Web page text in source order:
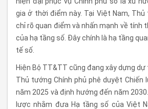
gia ở thời điểm này. Tại Việt Nam, Thủ
chỉ rõ quan điểm và nhấn mạnh về tính
của hạ tầng số. Đây chính là hạ tầng
tế số.
Hiện Bộ TT&TT cũng đang xây dựng
Thủ tướng Chính phủ phê duyệt Chiến
năm 2025 và định hướng đến năm
lược nhằm đưa Hạ tầng số của Việt